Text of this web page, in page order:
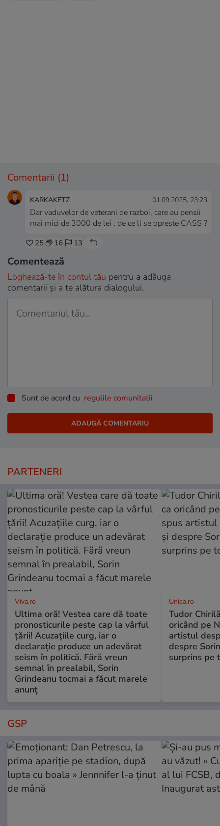
Comentarii (1)
KARKAKETZ 01.09.2025, 23:23
Dar vaduvelor de veterani de razboi, care au pensii
mai mici de 3000 de lei , de ce li se opreste CASS ?
25 16 13
Comentează
Loghează-te în contul tău pentru a adăuga
comentarii și a te alătura dialogului.
Sunt de acord cu regulile comunitatii
PARTENERI
Viva.ro
Ultima oră! Vestea care dă toate
pronosticurile peste cap la vârful
țării! Acuzațiile curg, iar o
declarație produce un adevărat
seism în politică. Fără vreun
semnal în prealabil, Sorin
Grindeanu tocmai a făcut marele
anunț
Unica.ro
Tudor
oricând pe
artistul
despre
surprins pe
GSP